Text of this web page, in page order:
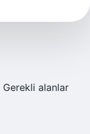
Gerekli alanlar